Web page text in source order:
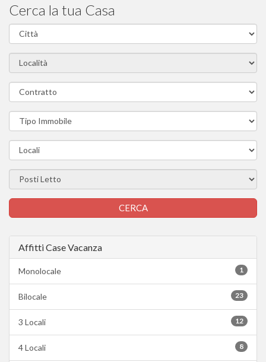
Cerca la tua Casa
Affitti Case Vacanza
1
Monolocale
23
Bilocale
12
3 Locali
8
4 Locali